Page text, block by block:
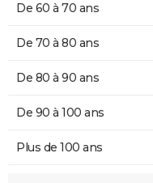
De 60 à 70 ans
De 70 à 80 ans
De 80 à 90 ans
De 90 à 100 ans
Plus de 100 ans